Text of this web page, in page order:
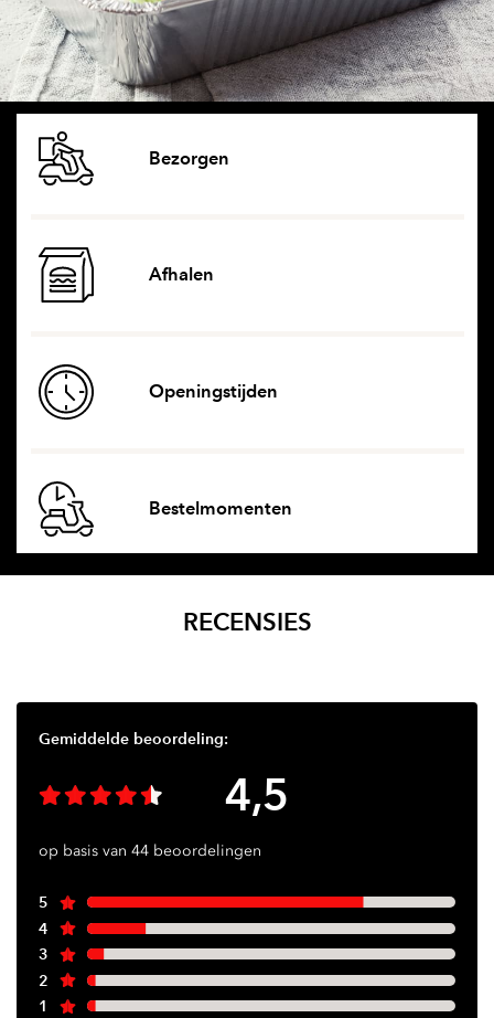
Bezorgen
Afhalen
Openingstijden
Bestelmomenten
RECENSIES
Gemiddelde beoordeling:
4,5
op basis van 44 beoordelingen
5
4
3
2
1